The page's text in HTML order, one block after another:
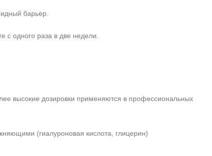
барьер.
одного раза в две недели.
высокие дозировки применяются в профессиональных
(гиалуроновая кислота, глицерин)